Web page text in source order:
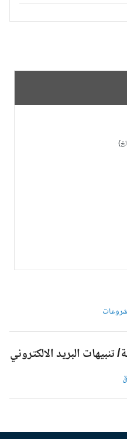
البريد الالكتروني